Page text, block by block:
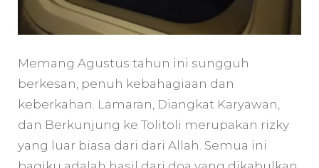
Memang Agustus tahun ini sungguh
berkesan, penuh kebahagiaan dan
keberkahan. Lamaran, Diangkat Karyawan,
dan Berkunjung ke Tolitoli merupakan rizky
yang luar biasa dari dari Allah. Semua ini